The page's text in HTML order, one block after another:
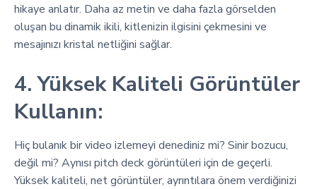
hikaye anlatır. Daha az metin ve daha fazla görselden
oluşan bu dinamik ikili, kitlenizin ilgisini çekmesini ve
mesajınızı kristal netliğini sağlar.
4. Yüksek Kaliteli Görüntüler
Kullanın:
Hiç bulanık bir video izlemeyi denediniz mi? Sinir bozucu,
değil mi? Aynısı pitch deck görüntüleri için de geçerli.
Yüksek kaliteli, net görüntüler, ayrıntılara önem verdiğinizi